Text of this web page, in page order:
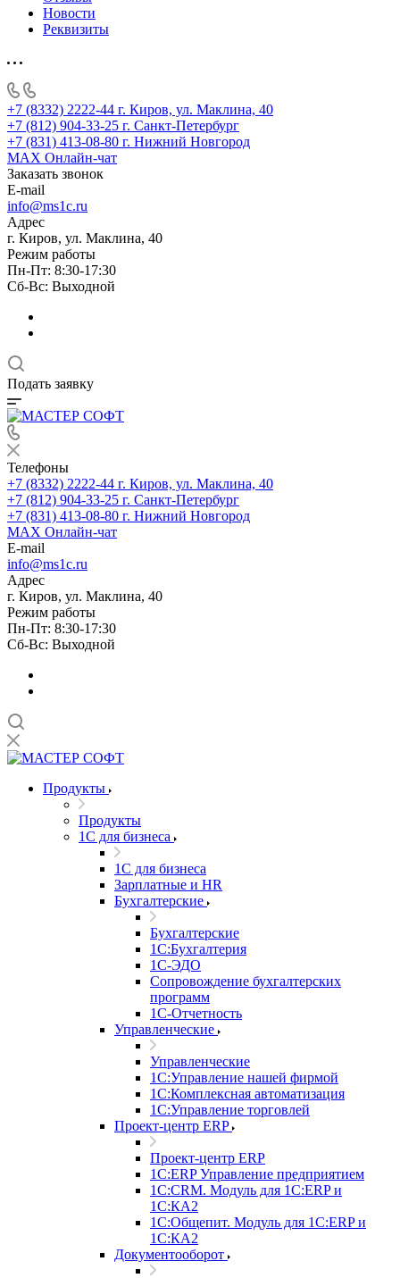
Новости
Реквизиты
+7 (8332) 2222-44 г. Киров, ул. Маклина, 40
+7 (812) 904-33-25 г. Санкт-Петербург
+7 (831) 413-08-80 г. Нижний Новгород
MAX Онлайн-чат
Заказать звонок
E-mail
info@ms1c.ru
Адрес
г. Киров, ул. Маклина, 40
Режим работы
Пн-Пт: 8:30-17:30
Cб-Вс: Выходной
Подать заявку
Телефоны
+7 (8332) 2222-44 г. Киров, ул. Маклина, 40
+7 (812) 904-33-25 г. Санкт-Петербург
+7 (831) 413-08-80 г. Нижний Новгород
MAX Онлайн-чат
E-mail
info@ms1c.ru
Адрес
г. Киров, ул. Маклина, 40
Режим работы
Пн-Пт: 8:30-17:30
Cб-Вс: Выходной
Продукты
Продукты
1С для бизнеса
1С для бизнеса
Зарплатные и HR
Бухгалтерские
Бухгалтерские
1С:Бухгалтерия
1С-ЭДО
Сопровождение бухгалтерских
программ
1С-Отчетность
Управленческие
Управленческие
1С:Управление нашей фирмой
1С:Комплексная автоматизация
1С:Управление торговлей
Проект-центр ERP
Проект-центр ERP
1С:ERP Управление предприятием
1С:CRM. Модуль для 1С:ERP и
1С:КА2
1С:Общепит. Модуль для 1С:ERP и
1С:КА2
Документооборот